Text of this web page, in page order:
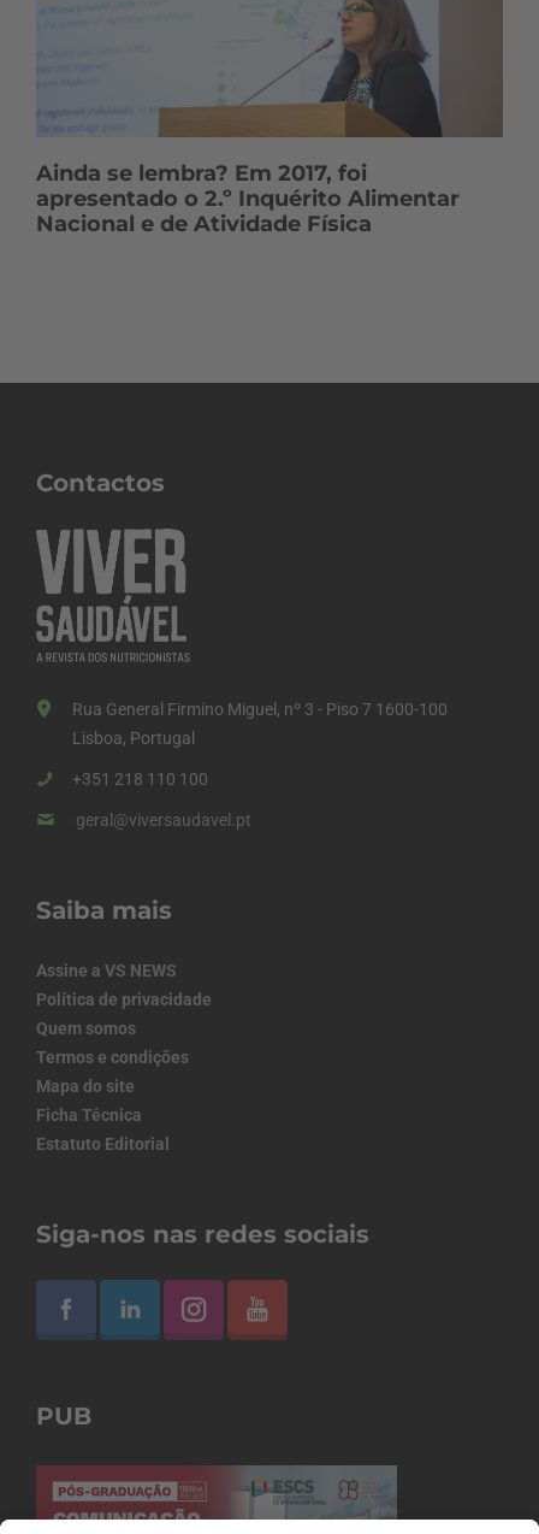
Ainda se lembra? Em 2017, foi
apresentado o 2.º Inquérito Alimentar
Nacional e de Atividade Física
Contactos
Rua General Firmino Miguel, nº 3 - Piso 7 1600-100
Lisboa, Portugal
+351 218 110 100
geral@viversaudavel.pt
Saiba mais
Assine a VS NEWS
Política de privacidade
Quem somos
Termos e condições
Mapa do site
Ficha Técnica
Estatuto Editorial
Siga-nos nas redes sociais
PUB